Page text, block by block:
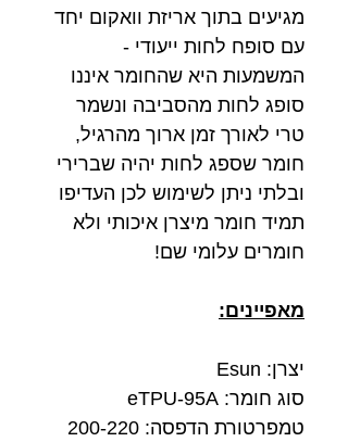
מגיעים בתוך אריזת וואקום יחד
עם סופח לחות ייעודי -
המשמעות היא שהחומר איננו
סופג לחות מהסביבה ונשמר
טרי לאורך זמן ארוך מהרגיל,
חומר שספג לחות יהיה שברירי
ובלתי ניתן לשימוש לכן העדיפו
תמיד חומר מיצרן איכותי ולא
חומרים עלומי שם!
מאפיינים:
יצרן: Esun
סוג חומר: eTPU-95A
טמפרטורת הדפסה: 200-220